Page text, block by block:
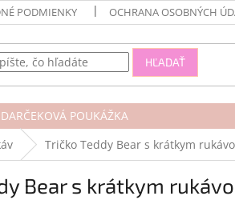
PODMIENKY OCHRANA OSOBNÝCH
HĽADAŤ
POUKÁŽKA
Tričko Teddy Bear s krátkym
Bear s krátkym